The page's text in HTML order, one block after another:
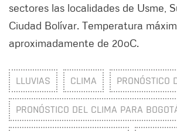
sectores las localidades de Usme,
Ciudad Bolívar. Temperatura
aproximadamente de 20oC.
LLUVIAS CLIMA PRONÓSTICO
PRONÓSTICO DEL CLIMA PARA